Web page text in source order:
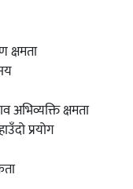
क्षमता
क्षमता
प्रयोग